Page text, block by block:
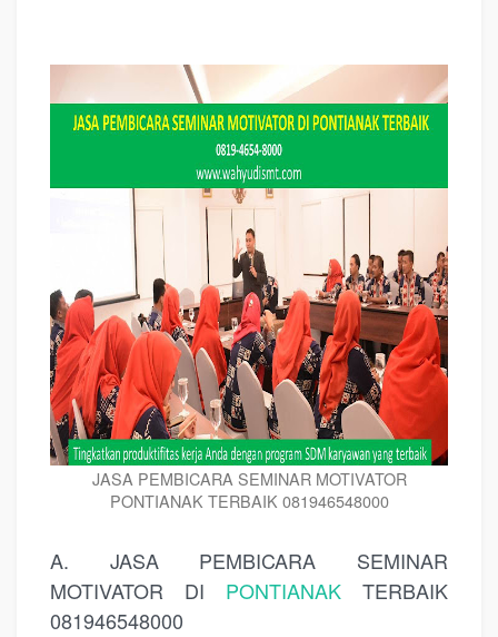
JASA PEMBICARA SEMINAR MOTIVATOR
PONTIANAK TERBAIK 081946548000
A. JASA PEMBICARA SEMINAR
MOTIVATOR DI PONTIANAK TERBAIK
081946548000